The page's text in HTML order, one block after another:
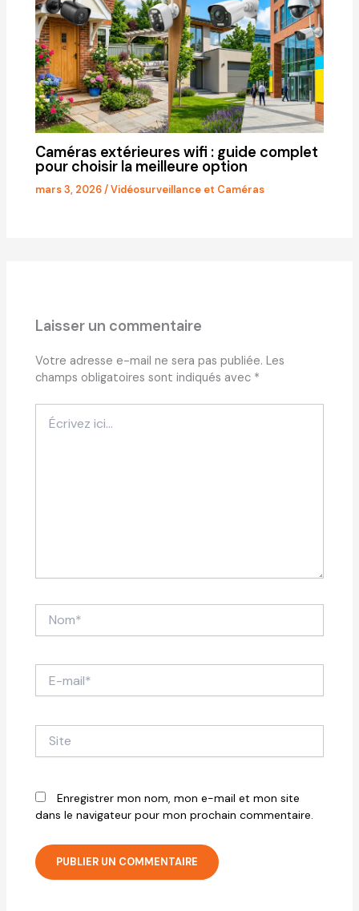
Caméras extérieures wifi : guide complet
pour choisir la meilleure option
mars 3, 2026/Vidéosurveillance et Caméras
Laisser un commentaire
Votre adresse e-mail ne sera pas publiée. Les
champs obligatoires sont indiqués avec *
ici…
mail*
Enregistrer mon nom, mon e-mail et mon site
dans le navigateur pour mon prochain commentaire.